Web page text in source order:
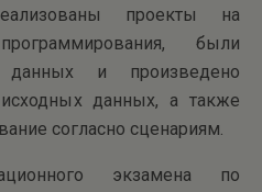
проекты на
были
и произведено
данных, а также
согласно сценариям.
экзамена по